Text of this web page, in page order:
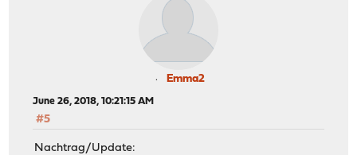
Emma2
June 26, 2018, 10:21:15 AM
#5
Nachtrag/Update: